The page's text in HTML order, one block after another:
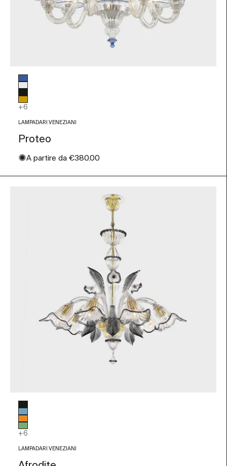
Colore vetro
Blu
Nero
Ambra
+6
LAMPADARI VENEZIANI
Proteo
✺Prezzo scontato
A partire da €380.00
Nero
Azzurro
Arancio
Verde
+6
LAMPADARI VENEZIANI